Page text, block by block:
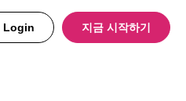
Login 지금 시작하기